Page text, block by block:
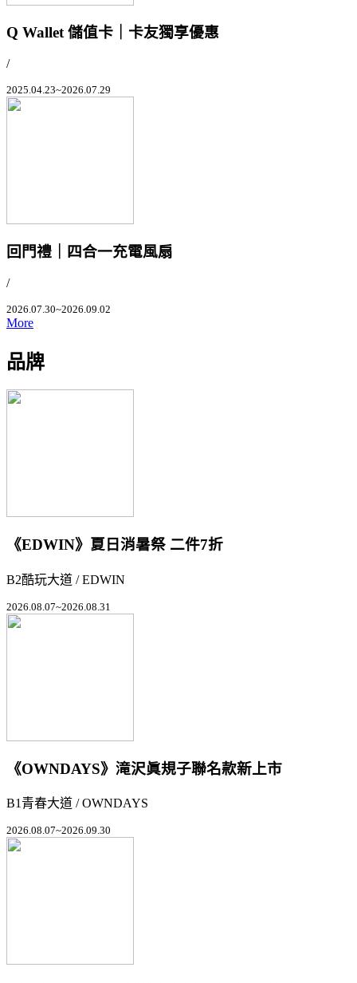
Q Wallet 儲值卡｜卡友獨享優惠
/
2025.04.23~2026.07.29
回門禮｜四合一充電風扇
/
2026.07.30~2026.09.02
More
品牌
《EDWIN》夏日消暑祭 二件7折
B2酷玩大道 / EDWIN
2026.08.07~2026.08.31
《OWNDAYS》滝沢眞規子聯名款新上市
B1青春大道 / OWNDAYS
2026.08.07~2026.09.30